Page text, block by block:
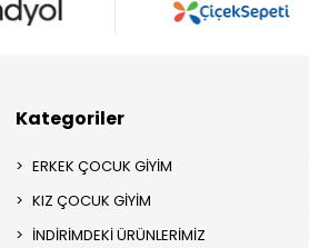
Kategoriler
ERKEK ÇOCUK GİYİM
KIZ ÇOCUK GİYİM
İNDİRİMDEKİ ÜRÜNLERİMİZ